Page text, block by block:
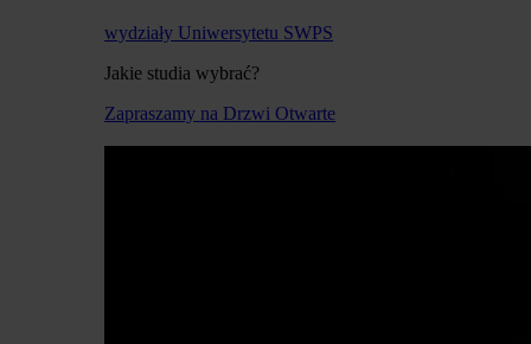
wydziały Uniwersytetu SWPS
Jakie studia wybrać?
Zapraszamy na Drzwi Otwarte